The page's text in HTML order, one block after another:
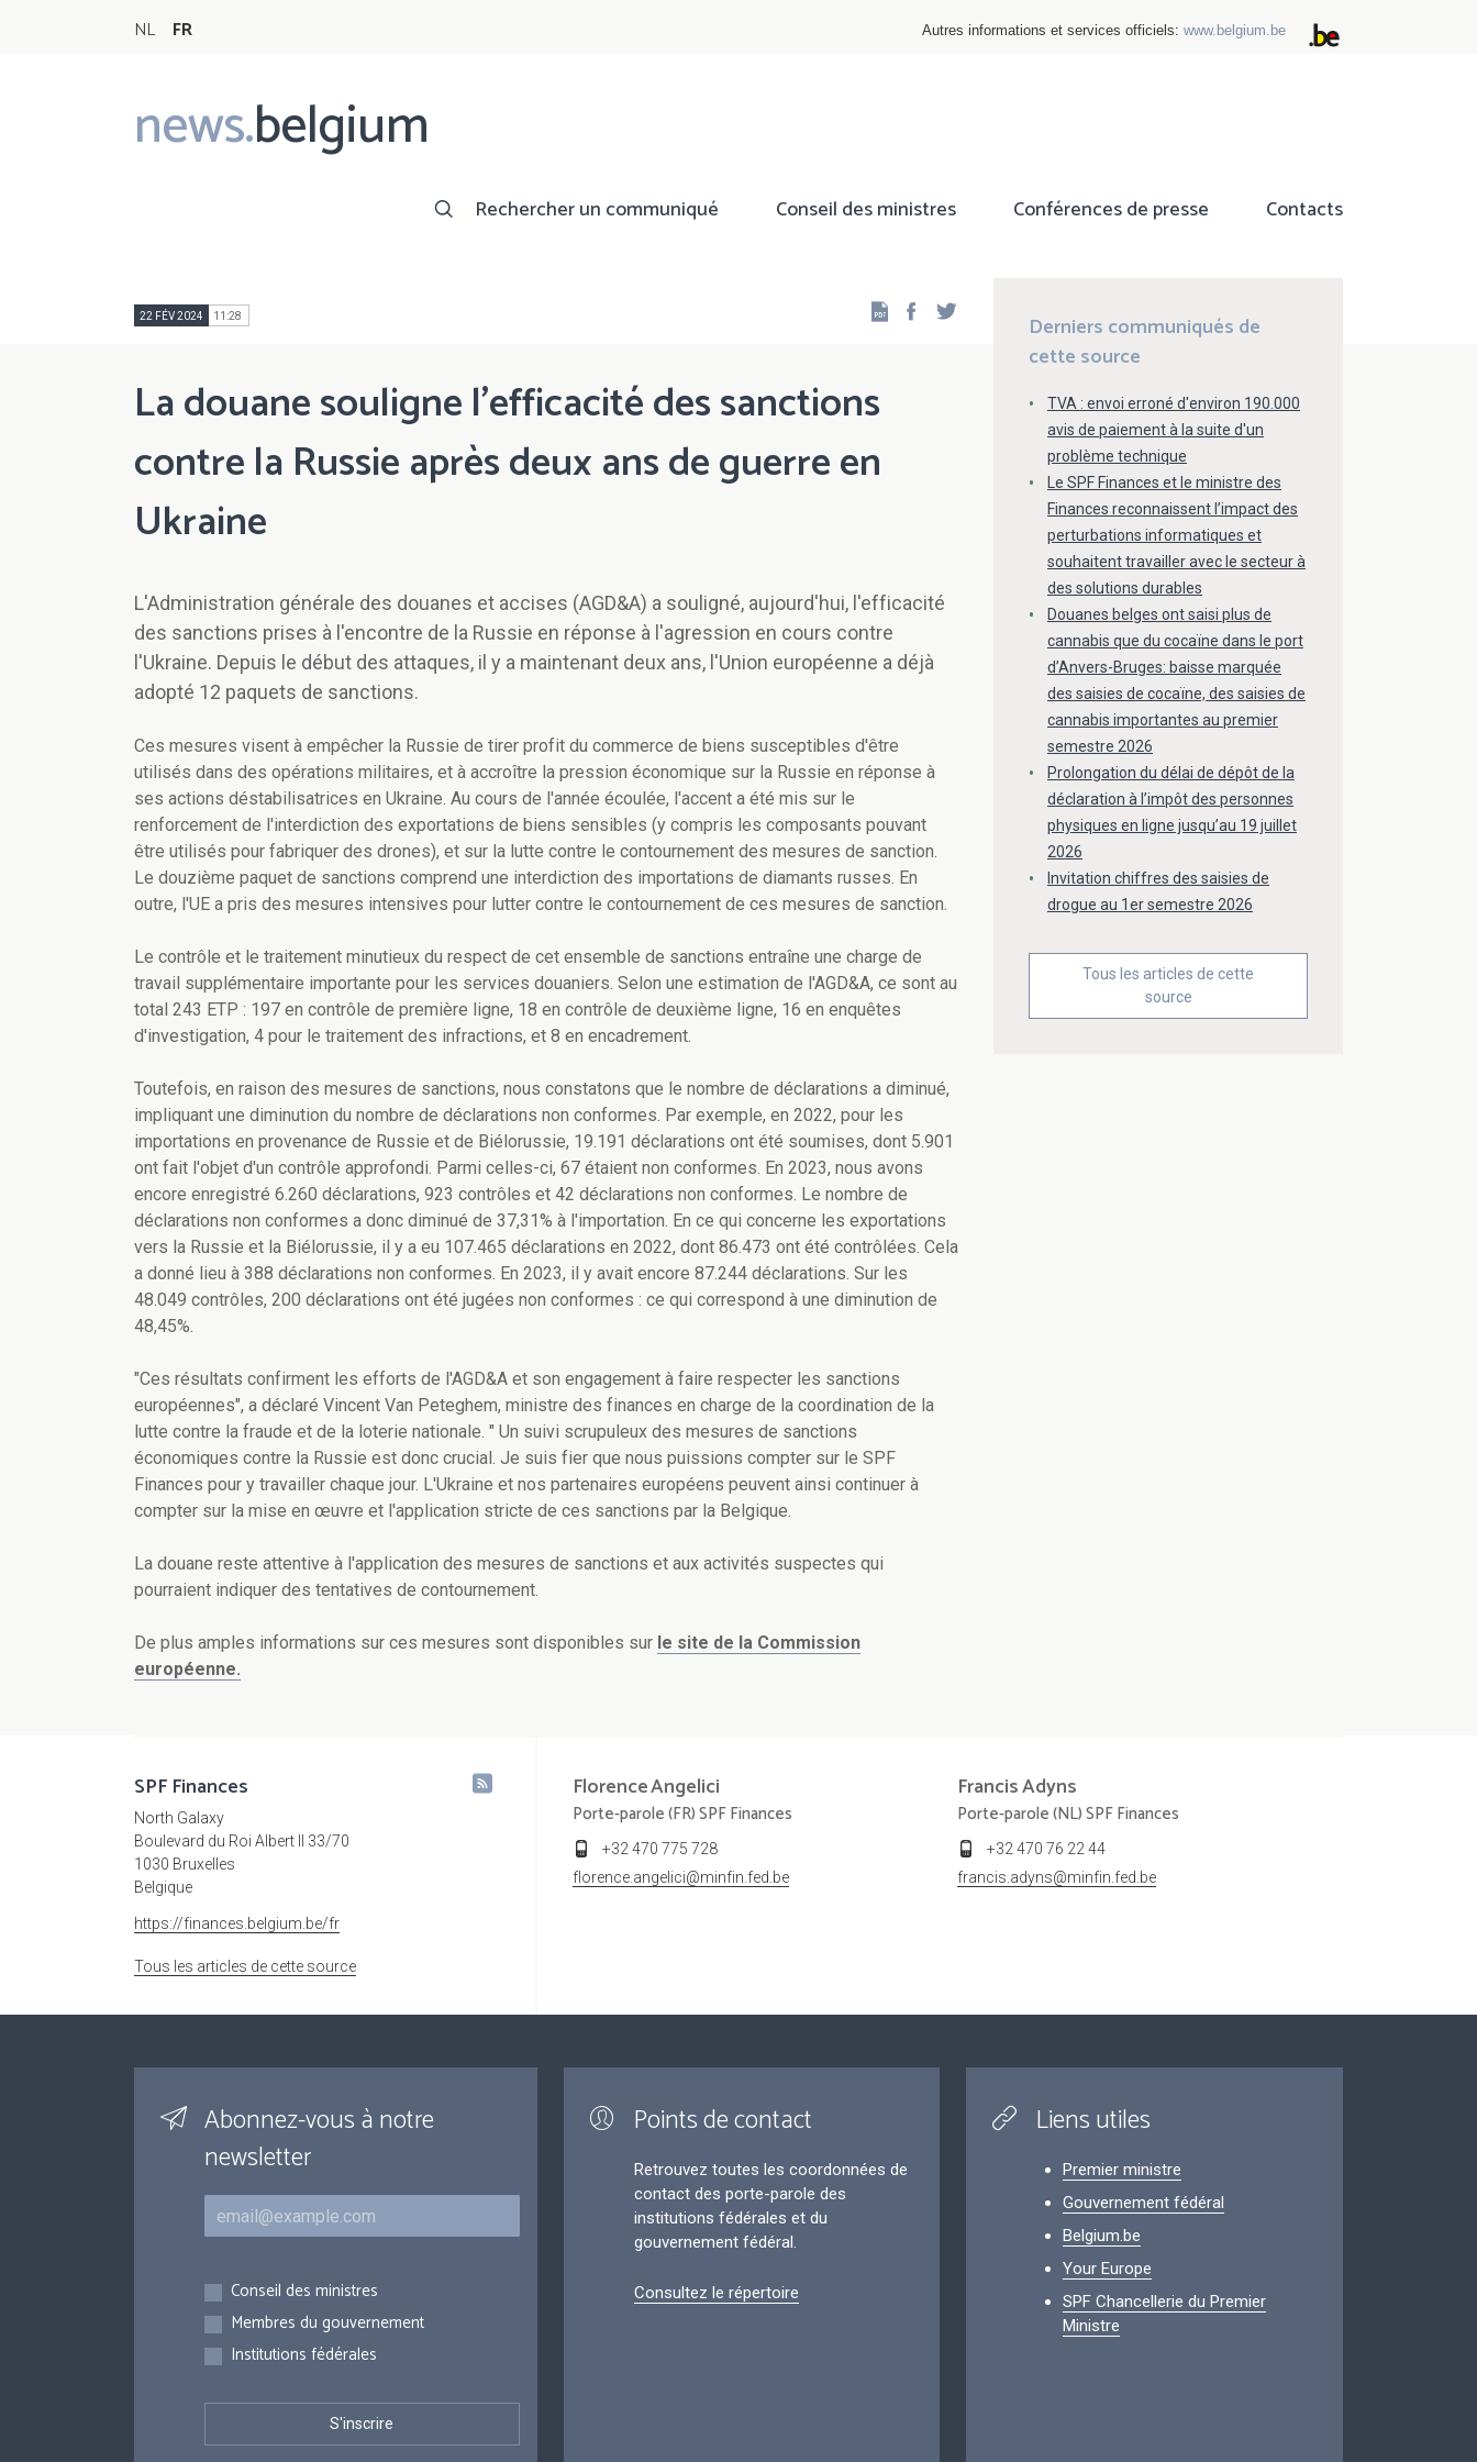
NL FR Autres informations et services officiels: www.belgium.be
news.belgium
Main
navigation
Rechercher un communiqué Conseil des ministres Conférences de presse Contacts
22 FÉV 2024 11:28 Facebook
La douane souligne l'efficacité des sanctions
contre la Russie après deux ans de guerre en
Ukraine
L'Administration générale des douanes et accises (AGD&A) a souligné, aujourd'hui, l'efficacité
des sanctions prises à l'encontre de la Russie en réponse à l'agression en cours contre
l'Ukraine. Depuis le début des attaques, il y a maintenant deux ans, l'Union européenne a déjà
adopté 12 paquets de sanctions.
Ces mesures visent à empêcher la Russie de tirer profit du commerce de biens susceptibles d'être
utilisés dans des opérations militaires, et à accroître la pression économique sur la Russie en réponse à
ses actions déstabilisatrices en Ukraine. Au cours de l'année écoulée, l'accent a été mis sur le
renforcement de l'interdiction des exportations de biens sensibles (y compris les composants pouvant
être utilisés pour fabriquer des drones), et sur la lutte contre le contournement des mesures de sanction.
Le douzième paquet de sanctions comprend une interdiction des importations de diamants russes. En
outre, l'UE a pris des mesures intensives pour lutter contre le contournement de ces mesures de sanction.
Le contrôle et le traitement minutieux du respect de cet ensemble de sanctions entraîne une charge de
travail supplémentaire importante pour les services douaniers. Selon une estimation de l'AGD&A, ce sont au
total 243 ETP : 197 en contrôle de première ligne, 18 en contrôle de deuxième ligne, 16 en enquêtes
d'investigation, 4 pour le traitement des infractions, et 8 en encadrement.
Toutefois, en raison des mesures de sanctions, nous constatons que le nombre de déclarations a diminué,
impliquant une diminution du nombre de déclarations non conformes. Par exemple, en 2022, pour les
importations en provenance de Russie et de Biélorussie, 19.191 déclarations ont été soumises, dont 5.901
ont fait l'objet d'un contrôle approfondi. Parmi celles-ci, 67 étaient non conformes. En 2023, nous avons
encore enregistré 6.260 déclarations, 923 contrôles et 42 déclarations non conformes. Le nombre de
déclarations non conformes a donc diminué de 37,31% à l'importation. En ce qui concerne les exportations
vers la Russie et la Biélorussie, il y a eu 107.465 déclarations en 2022, dont 86.473 ont été contrôlées. Cela
a donné lieu à 388 déclarations non conformes. En 2023, il y avait encore 87.244 déclarations. Sur les
48.049 contrôles, 200 déclarations ont été jugées non conformes : ce qui correspond à une diminution de
48,45%.
"Ces résultats confirment les efforts de l'AGD&A et son engagement à faire respecter les sanctions
européennes", a déclaré Vincent Van Peteghem, ministre des finances en charge de la coordination de la
lutte contre la fraude et de la loterie nationale. " Un suivi scrupuleux des mesures de sanctions
économiques contre la Russie est donc crucial. Je suis fier que nous puissions compter sur le SPF
Finances pour y travailler chaque jour. L'Ukraine et nos partenaires européens peuvent ainsi continuer à
compter sur la mise en œuvre et l'application stricte de ces sanctions par la Belgique.
La douane reste attentive à l'application des mesures de sanctions et aux activités suspectes qui
pourraient indiquer des tentatives de contournement.
De plus amples informations sur ces mesures sont disponibles sur le site de la Commission
européenne.
Derniers communiqués de
cette source
TVA : envoi erroné d'environ 190.000
avis de paiement à la suite d'un
problème technique
Le SPF Finances et le ministre des
Finances reconnaissent l’impact des
perturbations informatiques et
souhaitent travailler avec le secteur à
des solutions durables
Douanes belges ont saisi plus de
cannabis que du cocaïne dans le port
d’Anvers-Bruges: baisse marquée
des saisies de cocaïne, des saisies de
cannabis importantes au premier
semestre 2026
Prolongation du délai de dépôt de la
déclaration à l’impôt des personnes
physiques en ligne jusqu’au 19 juillet
2026
Invitation chiffres des saisies de
drogue au 1er semestre 2026
Tous les articles de cette
source
SPF Finances
North Galaxy
Boulevard du Roi Albert II 33/70
1030 Bruxelles
Belgique
https://finances.belgium.be/fr
Tous les articles de cette source
FlorenceAngelici
Porte-parole (FR) SPF Finances
+32 470 775 728
florence.angelici@minfin.fed.be
FrancisAdyns
Porte-parole (NL) SPF Finances
+32 470 76 22 44
francis.adyns@minfin.fed.be
Abonnez-vous à notre
newsletter
Courriel
Inscriptions
Conseil des ministres
Membres du gouvernement
Institutions fédérales
Points de contact
Retrouvez toutes les coordonnées de
contact des porte-parole des
institutions fédérales et du
gouvernement fédéral.
Consultez le répertoire
Liens utiles
Premier ministre
Gouvernement fédéral
Belgium.be
Your Europe
SPF Chancellerie du Premier
Ministre